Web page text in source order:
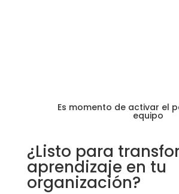
Es momento de activar el
equipo
¿Listo para
aprendizaje en tu
organización?